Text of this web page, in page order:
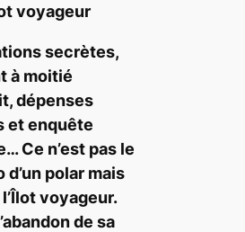
voyageur
secrètes,
à moitié
dépenses
et enquête
Ce n’est pas le
d’un polar mais
voyageur.
de sa